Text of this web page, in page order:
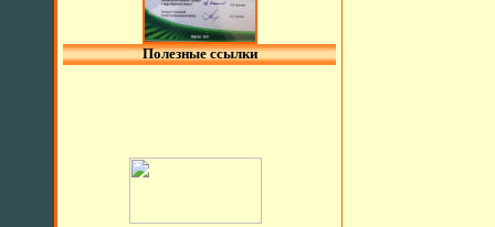
Полезные ссылки